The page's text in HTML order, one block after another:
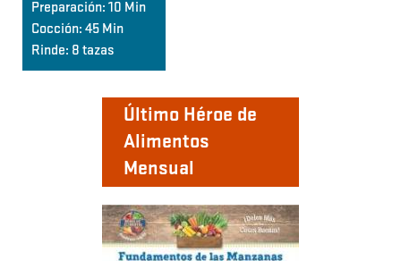
Último Héroe de
Alimentos
Mensual
Preparación: 10 Min
Cocción: 45 Min
Rinde: 8 tazas